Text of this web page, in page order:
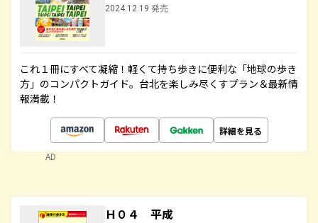
2024.12.19 発売
これ１冊にすべて凝縮！軽くて持ち歩きに便利な「地球の歩き
方」のコンパクトガイド。台北を楽しみ尽くすプラン＆最新情
報満載！
詳細を見る
AD
Ｈ０４ 平成